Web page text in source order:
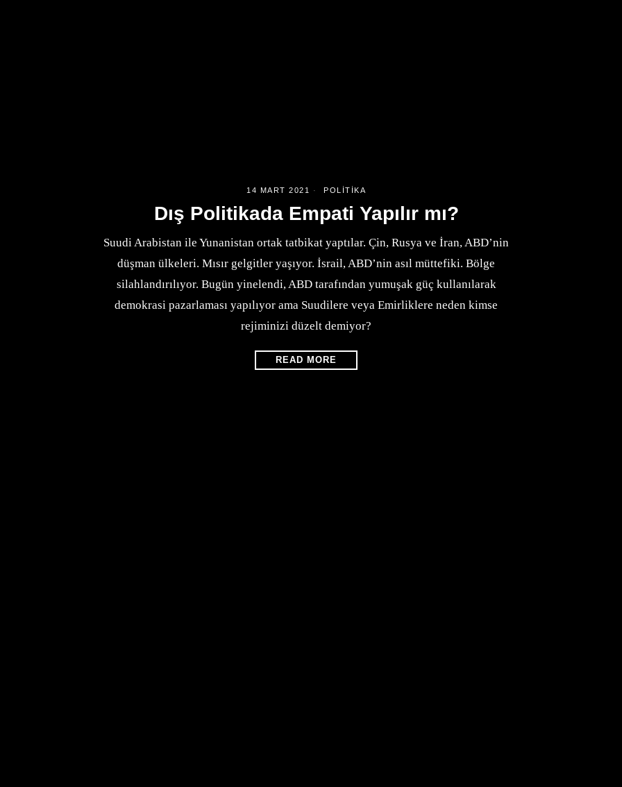
14 MART 2021 POLITIKA
Dış Politikada Empati Yapılır mı?
Suudi Arabistan ile Yunanistan ortak tatbikat yaptılar. Çin, Rusya ve İran, ABD’nin
düşman ülkeleri. Mısır gelgitler yaşıyor. İsrail, ABD’nin asıl müttefiki. Bölge
silahlandırılıyor. Bugün yinelendi, ABD tarafından yumuşak güç kullanılarak
demokrasi pazarlaması yapılıyor ama Suudilere veya Emirliklere neden kimse
rejiminizi düzelt demiyor?
READ MORE